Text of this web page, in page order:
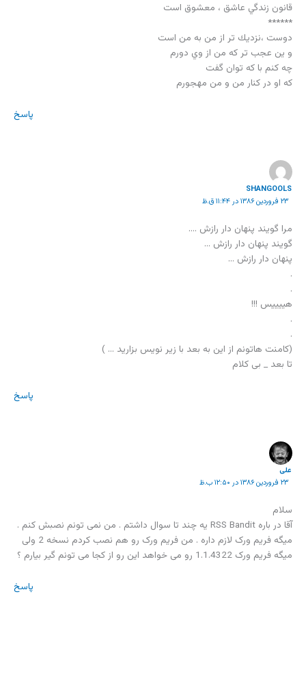
قانون زندگي عاشق ، معشوق است
******
دوست ،نزديك تر از من به من است
و ين عجب تر كه من از وي دورم
چه كنم با كه توان گفت
كه او در كنار من و من مهجورم
پاسخ
SHANGOOLS
۲۳ فروردین ۱۳۸۶ در ۱۱:۴۴ ق.ظ
مرا گویند پنهان دار رازش ….
گویند پنهان دار رازش …
پنهان دار رازش …
.
.
هییییس !!!
.
.
(کامنت هاتونم از این به بعد با زیر نویس بزارید … )
تا بعد _ بی کلام
پاسخ
علی
۲۳ فروردین ۱۳۸۶ در ۱۲:۵۰ ب.ظ
سلام
آقا در باره RSS Bandit یه چند تا سوال داشتم . من نمی تونم نصبش کنم .
میگه فریم ورک لازم داره . من فریم ورک رو هم نصب کردم نسخه 2 ولی
میگه فریم ورک 1.1.4322 رو می خواهد این رو از کجا می تونم گیر بیارم ؟
پاسخ